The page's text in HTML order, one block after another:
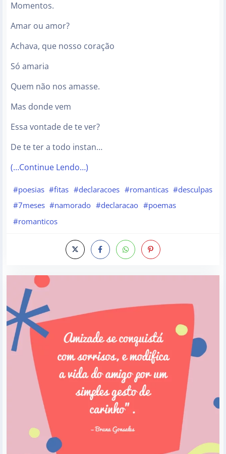
Momentos.
Amar ou amor?
Achava, que nosso coração
Só amaria
Quem não nos amasse.
Mas donde vem
Essa vontade de te ver?
De te ter a todo instan…
(…Continue Lendo…)
#poesias #fitas #declaracoes #romanticas #desculpas
#7meses #namorado #declaracao #poemas
#romanticos